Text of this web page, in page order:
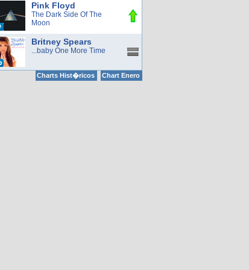
Pink Floyd
The Dark Side Of The
Moon
Britney Spears
...baby One More Time
Charts Hist�ricos Chart Enero